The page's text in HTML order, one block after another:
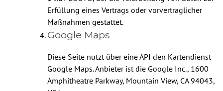
Erfüllung eines Vertrags oder vorvertraglicher
Maßnahmen gestattet.
Google Maps
Diese Seite nutzt über eine API den Kartendienst
Google Maps. Anbieter ist die Google Inc., 1600
Amphitheatre Parkway, Mountain View, CA 94043,